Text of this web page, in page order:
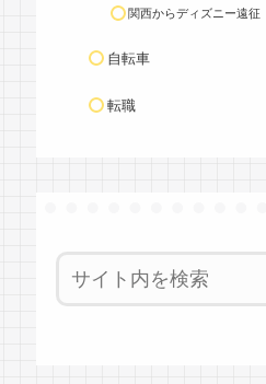
関西からディズニー遠征
自転車
転職